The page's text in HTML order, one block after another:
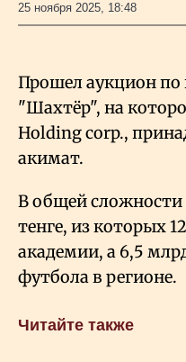
Все новости
25 ноября 2025, 18:48
Прошел аукцион по
"Шахтёр", на
Holding corp.,
акимат.
В общей сложности
тенге, из которых
академии, а 6,5
футбола в регионе.
Читайте также